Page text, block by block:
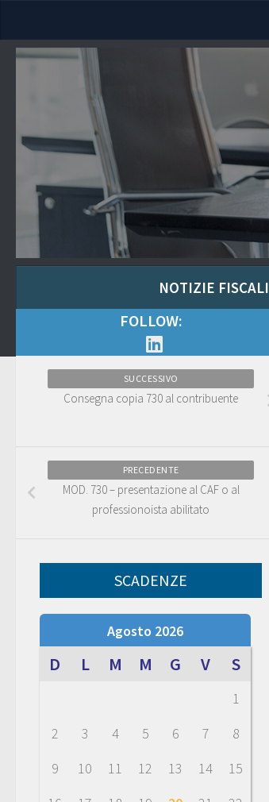
NOTIZIE FISCALI
FOLLOW:
SUCCESSIVO
Consegna copia 730 al contribuente
PRECEDENTE
MOD. 730 – presentazione al CAF o al
professionoista abilitato
SCADENZE
Agosto 2026
D L M M G V S
1
2
3 4 5 6 7
8
9
10 11 12 13 14
15